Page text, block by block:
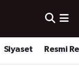
Siyaset Resmi